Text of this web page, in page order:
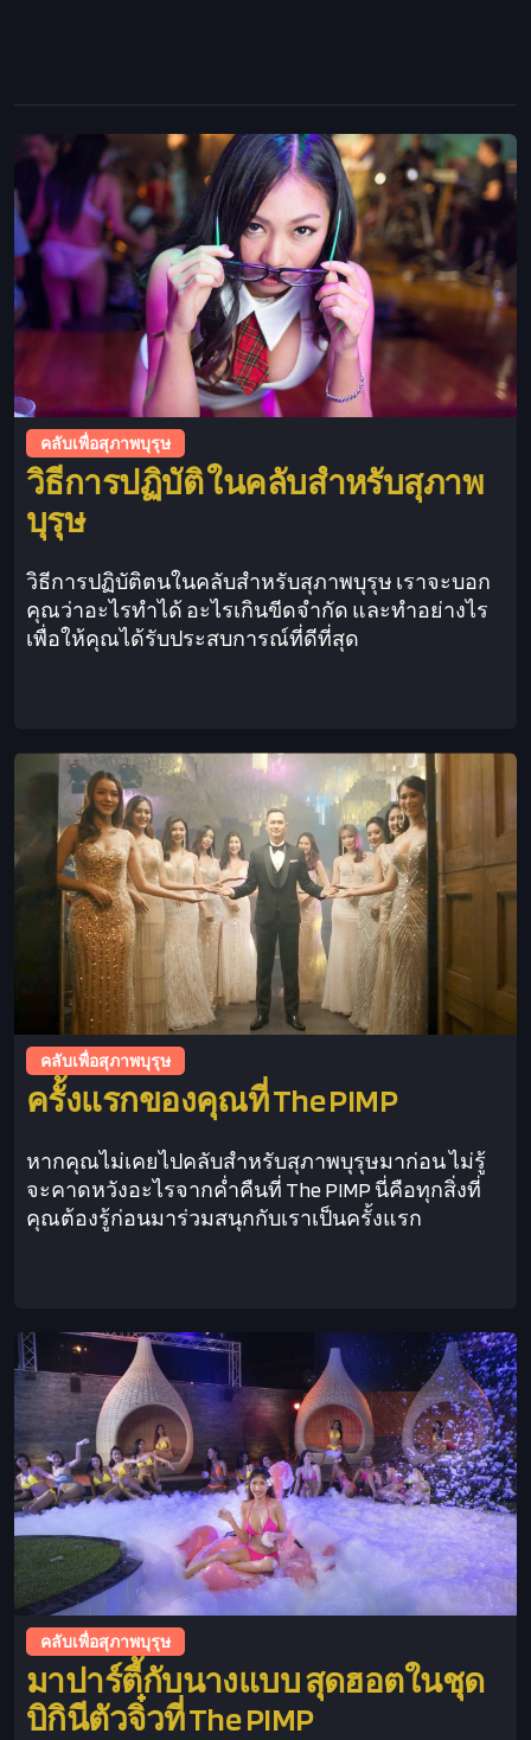
คลับเพื่อสุภาพบุรุษ
วิธีการปฏิบัติ ในคลับสำหรับสุภาพ
บุรุษ
วิธีการปฏิบัติตนในคลับสำหรับสุภาพบุรุษ เราจะบอก
คุณว่าอะไรทำได้ อะไรเกินขีดจำกัด และทำอย่างไร
เพื่อให้คุณได้รับประสบการณ์ที่ดีที่สุด
คลับเพื่อสุภาพบุรุษ
ครั้งแรกของคุณที่ The PIMP
หากคุณไม่เคยไปคลับสำหรับสุภาพบุรุษมาก่อน ไม่รู้
จะคาดหวังอะไรจากค่ำคืนที่ The PIMP นี่คือทุกสิ่งที่
คุณต้องรู้ก่อนมาร่วมสนุกกับเราเป็นครั้งแรก
คลับเพื่อสุภาพบุรุษ
มาปาร์ตี้กับนางแบบ สุดฮอตในชุด
บิกินีตัวจิ๋วที่ The PIMP